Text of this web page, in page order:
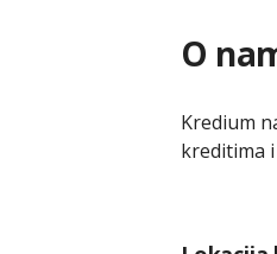
O
Kredium
kreditima